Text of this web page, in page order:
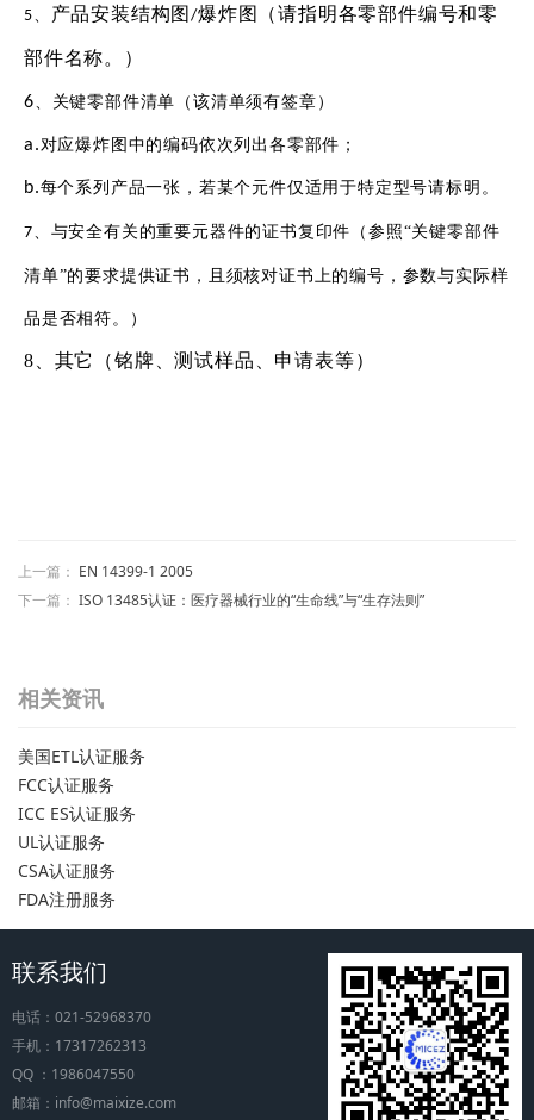
5 产品安装结构图/爆炸图（请指明各零部件编号和零
部件名称。）
6 、关键零部件清单（该清单须有签章）
a. 对应爆炸图中的编码依次列出各零部件；
b.每个系列产品一张，若某个元件仅适用于特定型号请标明。
7 与安全有关的重要元器件的证书复印件（参照“关键零部件
清单”的要求提供证书，且须核对证书上的编号，参数与实际样
品是否相符。）
8、其它（铭牌、测试样品、申请表等）
上一篇： EN 14399-1 2005
下一篇： ISO 13485认证：医疗器械行业的“生命线”与“生存法则”
相关资讯
美国ETL认证服务
FCC认证服务
ICC ES认证服务
UL认证服务
CSA认证服务
FDA注册服务
联系我们
电话：021-52968370
手机：17317262313
QQ ：1986047550
邮箱：info@maixize.com